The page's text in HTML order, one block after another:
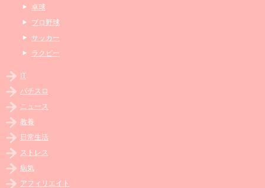
卓球
プロ野球
サッカー
ラクビー
IT
パチスロ
ニュース
教養
日常生活
ストレス
病気
アフィリエイト